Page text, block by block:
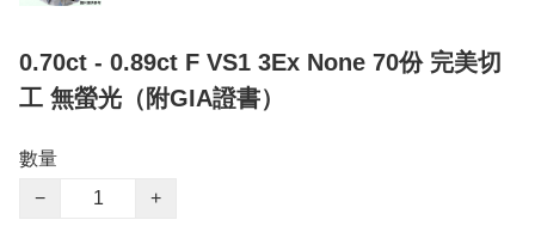
0.70ct - 0.89ct F VS1 3Ex None 70份 完美切
工 無螢光（附GIA證書）
數量
−
+